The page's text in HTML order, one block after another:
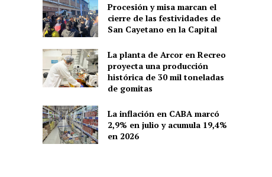
Procesión y misa marcan el
cierre de las festividades de
San Cayetano en la Capital
La planta de Arcor en Recreo
proyecta una producción
histórica de 30 mil toneladas
de gomitas
La inflación en CABA marcó
2,9% en julio y acumula 19,4%
en 2026